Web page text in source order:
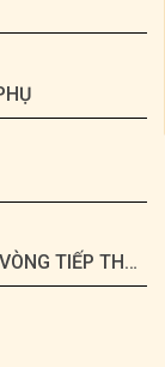
[THĐNB 2026] DS 16 ĐỘI & LỊCH TRÌNH VÒNG TIẾP THEO